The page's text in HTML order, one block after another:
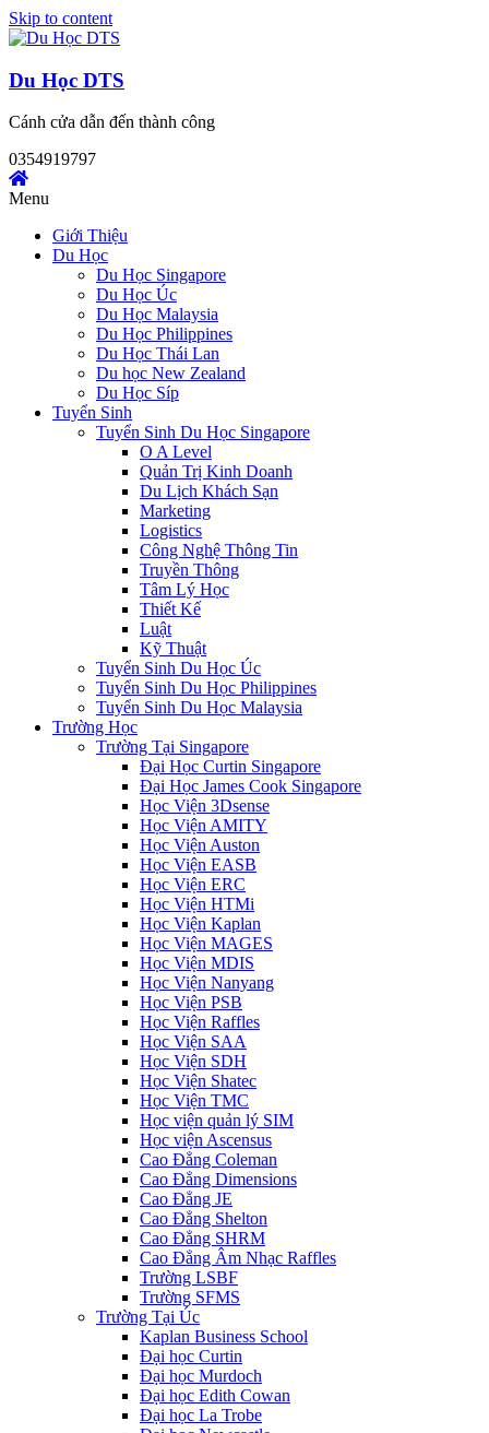
Skip to content
Du Học DTS
Cánh cửa dẫn đến thành công
0354919797
Menu
Giới Thiệu
Du Học
Du Học Singapore
Du Học Úc
Du Học Malaysia
Du Học Philippines
Du Học Thái Lan
Du học New Zealand
Du Học Síp
Tuyển Sinh
Tuyển Sinh Du Học Singapore
O A Level
Quản Trị Kinh Doanh
Du Lịch Khách Sạn
Marketing
Logistics
Công Nghệ Thông Tin
Truyền Thông
Tâm Lý Học
Thiết Kế
Luật
Kỹ Thuật
Tuyển Sinh Du Học Úc
Tuyển Sinh Du Học Philippines
Tuyển Sinh Du Học Malaysia
Trường Học
Trường Tại Singapore
Đại Học Curtin Singapore
Đại Học James Cook Singapore
Học Viện 3Dsense
Học Viện AMITY
Học Viện Auston
Học Viện EASB
Học Viện ERC
Học Viện HTMi
Học Viện Kaplan
Học Viện MAGES
Học Viện MDIS
Học Viện Nanyang
Học Viện PSB
Học Viện Raffles
Học Viện SAA
Học Viện SDH
Học Viện Shatec
Học Viện TMC
Học viện quản lý SIM
Học viện Ascensus
Cao Đẳng Coleman
Cao Đẳng Dimensions
Cao Đẳng JE
Cao Đẳng Shelton
Cao Đẳng SHRM
Cao Đẳng Âm Nhạc Raffles
Trường LSBF
Trường SFMS
Trường Tại Úc
Kaplan Business School
Đại học Curtin
Đại học Murdoch
Đại học Edith Cowan
Đại học La Trobe